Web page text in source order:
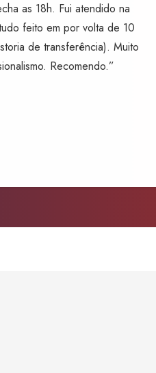
as 18h. Fui atendido na
feito em por volta de 10
de transferência). Muito
Recomendo.”